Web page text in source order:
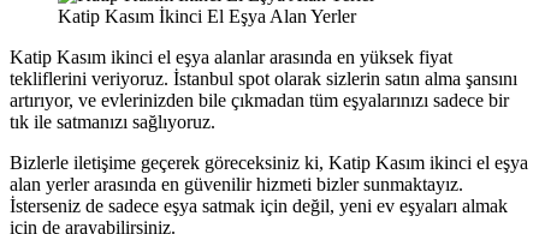
Katip Kasım İkinci El Eşya Alan Yerler
Katip Kasım ikinci el eşya alanlar arasında en yüksek fiyat
tekliflerini veriyoruz. İstanbul spot olarak sizlerin satın alma şansını
artırıyor, ve evlerinizden bile çıkmadan tüm eşyalarınızı sadece bir
tık ile satmanızı sağlıyoruz.
Bizlerle iletişime geçerek göreceksiniz ki, Katip Kasım ikinci el eşya
alan yerler arasında en güvenilir hizmeti bizler sunmaktayız.
İsterseniz de sadece eşya satmak için değil, yeni ev eşyaları almak
için de arayabilirsiniz.